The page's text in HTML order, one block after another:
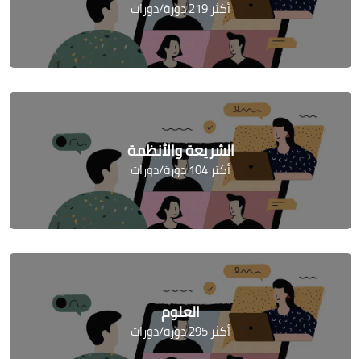
أكثر 219 دورة/دورات
الشريعة والأنظمة
أكثر 104 دورة/دورات
العلوم
أكثر 295 دورة/دورات